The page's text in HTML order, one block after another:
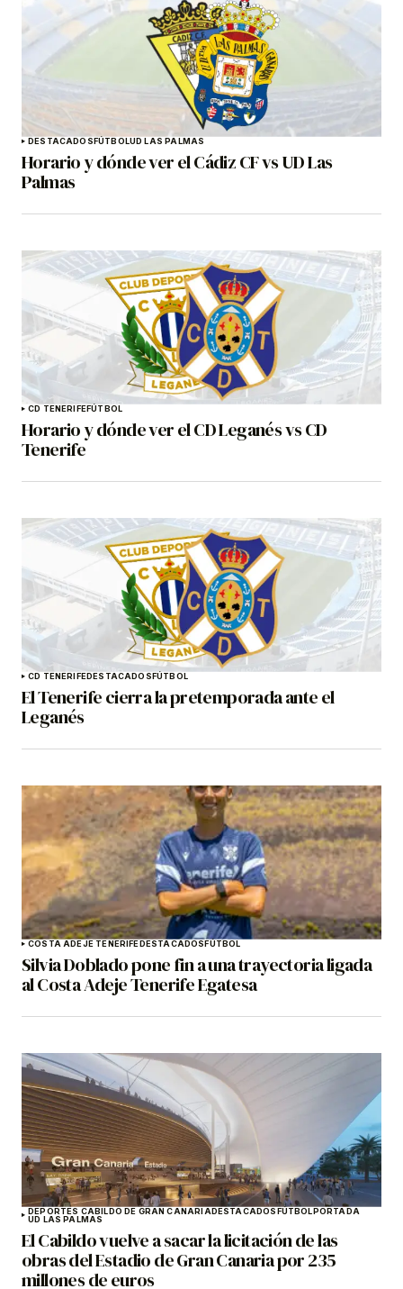
DESTACADOSFÚTBOLUD LAS PALMAS
Horario y dónde ver el Cádiz CF vs UD Las
Palmas
CD TENERIFEFÚTBOL
Horario y dónde ver el CD Leganés vs CD
Tenerife
CD TENERIFEDESTACADOSFÚTBOL
El Tenerife cierra la pretemporada ante el
Leganés
COSTA ADEJE TENERIFEDESTACADOSFÚTBOL
Silvia Doblado pone fin a una trayectoria ligada
al Costa Adeje Tenerife Egatesa
DEPORTES CABILDO DE GRAN CANARIADESTACADOSFÚTBOLPORTADA
UD LAS PALMAS
El Cabildo vuelve a sacar la licitación de las
obras del Estadio de Gran Canaria por 235
millones de euros